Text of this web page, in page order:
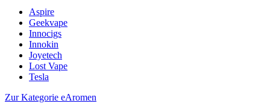
Aspire
Geekvape
Innocigs
Innokin
Joyetech
Lost Vape
Tesla
Zur Kategorie eAromen